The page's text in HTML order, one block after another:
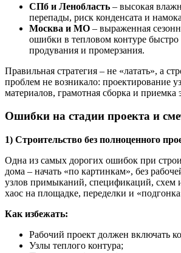
СПб и Ленобласть – высокая
перепады, риск конденсата и
Москва и МО – выраженная
ошибки в тепловом контуре
продувания и промерзания.
Правильная стратегия – не «латать», а
проблем не возникало: проектирование
материалов, грамотная сборка и приемка
Ошибки на стадии проекта и
1) Строительство без полноценного
Одна из самых дорогих ошибок при
дома – начать «по картинкам», без
узлов примыканий, спецификаций, схем
хаос на площадке, переделки и
Как избежать:
Рабочий проект должен включать
Узлы теплого контура;